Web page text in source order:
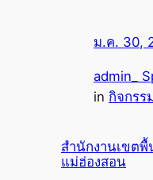
ม.ค. 30,
admin_
in กิจกรร
สำนักงานเขต
แม่ฮ่องสอน